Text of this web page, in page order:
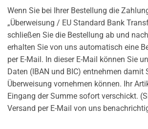
Wenn Sie bei Ihrer Bestellung die
„Überweisung / EU Standard Bank
schließen Sie die Bestellung ab und
erhalten Sie von uns automatisch eine
per E-Mail. In dieser E-Mail können Sie
Daten (IBAN und BIC) entnehmen damit
Überweisung vornehmen können. Ihr
Eingang der Summe sofort verschickt.
Versand per E-Mail von uns